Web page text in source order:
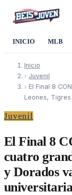
INICIO MLB
Inicio
› Juvenil
› El Final 8
Leones,
Juvenil
El Final 8
cuatro
y Dorados
universitaria